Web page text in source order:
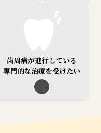
歯周病が進行している
専門的な治療を受けたい